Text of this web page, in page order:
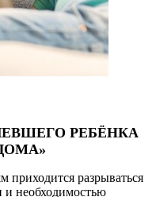
РЕБЁНКА
приходится разрываться
необходимостью